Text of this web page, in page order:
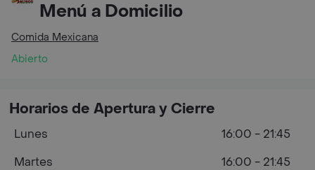
Menú a Domicilio
Comida Mexicana
Abierto
Horarios de Apertura y Cierre
Lunes
16:00 - 21:45
Martes
16:00 - 21:45